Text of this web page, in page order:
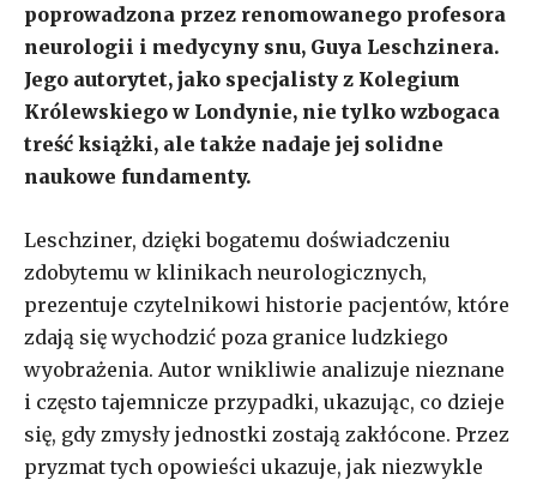
poprowadzona przez renomowanego profesora
neurologii i medycyny snu, Guya Leschzinera.
Jego autorytet, jako specjalisty z Kolegium
Królewskiego w Londynie, nie tylko wzbogaca
treść książki, ale także nadaje jej solidne
naukowe fundamenty.
Leschziner, dzięki bogatemu doświadczeniu
zdobytemu w klinikach neurologicznych,
prezentuje czytelnikowi historie pacjentów, które
zdają się wychodzić poza granice ludzkiego
wyobrażenia. Autor wnikliwie analizuje nieznane
i często tajemnicze przypadki, ukazując, co dzieje
się, gdy zmysły jednostki zostają zakłócone. Przez
pryzmat tych opowieści ukazuje, jak niezwykle